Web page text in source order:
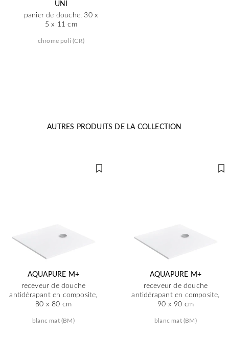
UNI
panier de douche, 30 x
5 x 11 cm
chrome poli (CR)
AUTRES PRODUITS DE LA COLLECTION
AQUAPURE M+
receveur de douche
antidérapant en composite,
80 x 80 cm
blanc mat (BM)
AQUAPURE M+
receveur de douche
antidérapant en composite,
90 x 90 cm
blanc mat (BM)